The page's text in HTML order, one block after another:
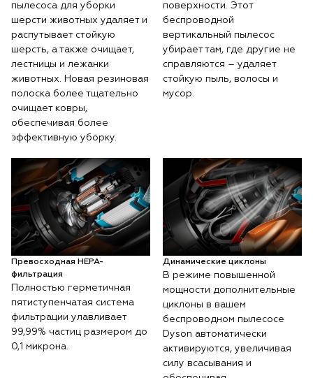
пылесоса для уборки
шерсти животных удаляет и
распутывает стойкую
шерсть, а также очищает,
лестницы и лежанки
животных. Новая резиновая
полоска более тщательно
очищает ковры,
обеспечивая более
эффективную уборку.
поверхности. Этот
беспроводной
вертикальный пылесос
убирает там, где другие не
справляются – удаляет
стойкую пыль, волосы и
мусор.
Превосходная HEPA-
фильтрация
Полностью герметичная
пятиступенчатая система
фильтрации улавливает
99,99% частиц размером до
0,1 микрона.
Динамические циклоны
В режиме повышенной
мощности дополнительные
циклоны в вашем
беспроводном пылесосе
Dyson автоматически
активируются, увеличивая
силу всасывания и